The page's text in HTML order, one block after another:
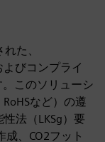
た、
びコンプライ
このソリューシ
など）の遵
法（LKSg）要
成、CO2フット